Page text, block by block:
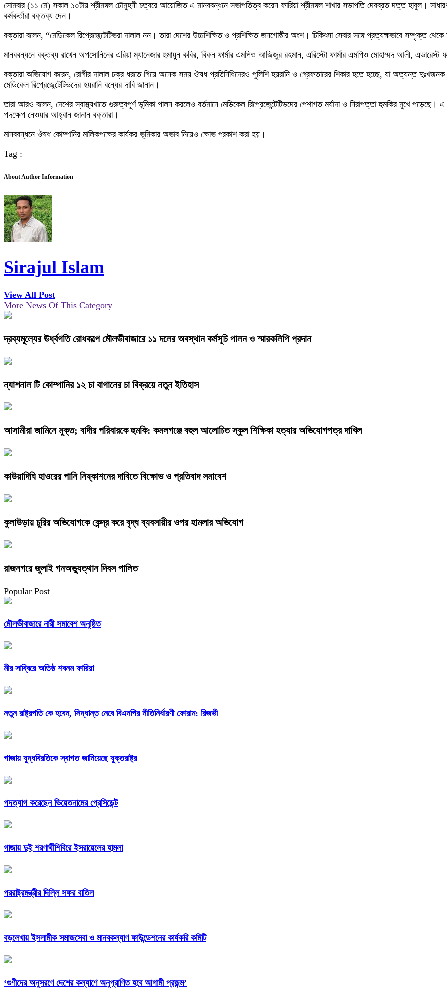
সোমবার (১১ মে) সকাল ১০টায় শ্রীমঙ্গল চৌমুহনী চত্বরে আয়োজিত এ মানববন্ধনে সভাপতিত্ব করেন ফারিয়া শ্রীমঙ্গল শাখার সভাপতি দেবব্রত দত্ত হাবুল। সাধারণ
কর্মকর্তারা বক্তব্য দেন।
বক্তারা বলেন, “মেডিকেল রিপ্রেজেন্টেটিভরা দালাল নন। তারা দেশের উচ্চশিক্ষিত ও প্রশিক্ষিত জনগোষ্ঠীর অংশ। চিকিৎসা সেবার সঙ্গে প্রত্যক্ষভাবে সম্পৃক্ত
মানববন্ধনে বক্তব্য রাখেন অপসোনিনের এরিয়া ম্যানেজার হুমায়ুন কবির, বিকন ফার্মার এমপিও আজিজুর রহমান, এরিস্টো ফার্মার এমপিও মোহাম্মদ আলী,
বক্তারা অভিযোগ করেন, রোগীর দালাল চক্র ধরতে গিয়ে অনেক সময় ঔষধ প্রতিনিধিদেরও পুলিশি হয়রানি ও গ্রেফতারের শিকার হতে হচ্ছে, যা অত্যন্ত
মেডিকেল রিপ্রেজেন্টেটিভদের হয়রানি বন্ধের দাবি জানান।
তারা আরও বলেন, দেশের স্বাস্থ্যখাতে গুরুত্বপূর্ণ ভূমিকা পালন করলেও বর্তমানে মেডিকেল রিপ্রেজেন্টেটিভদের পেশাগত মর্যাদা ও নিরাপত্তা হুমকির মুখে পড়েছে।
পদক্ষেপ নেওয়ার আহ্বান জানান বক্তারা।
মানববন্ধনে ঔষধ কোম্পানির মালিকপক্ষের কার্যকর ভূমিকার অভাব নিয়েও ক্ষোভ প্রকাশ করা হয়।
Tag :
About Author Information
Sirajul Islam
View All Post
More News Of This Category
দ্রব্যমূল্যের ঊর্ধ্বগতি রোধকল্পে মৌলভীবাজারে ১১ দলের অবস্থান কর্মসূচি পালন ও স্মারকলিপি প্রদান
ন্যাশনাল টি কোম্পানির ১২ চা বাগানের চা বিক্রয়ে নতুন ইতিহাস
আসামীরা জামিনে মুক্ত; বাদীর পরিবারকে হুমকি: কমলগঞ্জে বহুল আলোচিত স্কুল শিক্ষিকা হত্যার অভিযোগপত্র দাখিল
কাউয়াদিঘি হাওরের পানি নিষ্কাশনের দাবিতে বিক্ষোভ ও প্রতিবাদ সমাবেশ
কুলাউড়ায় চুরির অভিযোগকে কেন্দ্র করে বৃদ্ধ ব্যবসায়ীর ওপর হামলার অভিযোগ
রাজনগরে জুলাই গনঅভ্যুত্থান দিবস পালিত
Popular Post
মৌলভীবাজারে নারী সমাবেশ অনুষ্ঠিত
মীর সাব্বিরে অতিষ্ঠ শবনম ফারিয়া
নতুন রাষ্ট্রপতি কে হবেন, সিদ্ধান্ত নেবে বিএনপির নীতিনির্ধারণী ফোরাম: রিজভী
গাজায় যুদ্ধবিরতিকে স্বাগত জানিয়েছে যুক্তরাষ্ট্র
পদত্যাগ করেছেন ভিয়েতনামের প্রেসিডেন্ট
গাজায় দুই শরণার্থীশিবিরে ইসরায়েলের হামলা
পররাষ্ট্রমন্ত্রীর দি‌ল্লি সফর বাতিল
বড়লেখায় ইসলামীক সমাজসেবা ও মানবকল্যাণ ফাউন্ডেশনের কার্যকরি কমিটি
‘গুণীদের অনুসরণে দেশের কল্যাণে অনুপ্রাণিত হবে আগামী প্রজন্ম’